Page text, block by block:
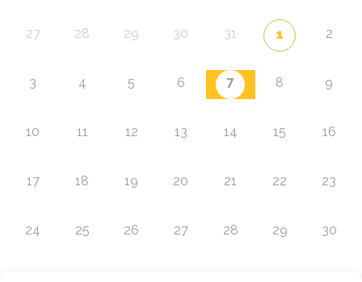
27 28 29 30 31 1 2
3 4 5 6 7 8 9
10 11 12 13 14 15 16
17 18 19 20 21 22 23
24 25 26 27 28 29 30